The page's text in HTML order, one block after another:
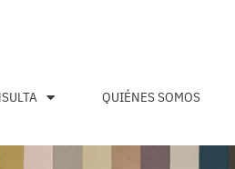
QUIÉNES SOMOS